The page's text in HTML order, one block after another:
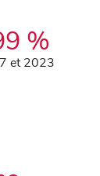
%
et 2023